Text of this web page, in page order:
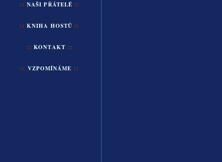
:: NAŠI PŘÁTELÉ ::
:: KNIHA HOSTŮ ::
:: KONTAKT ::
:: VZPOMÍNÁME ::